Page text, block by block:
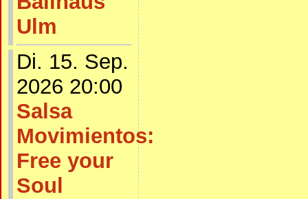
Ulm
Di. 15. Sep.
2026 20:00
Salsa
Movimientos:
Free your
Soul